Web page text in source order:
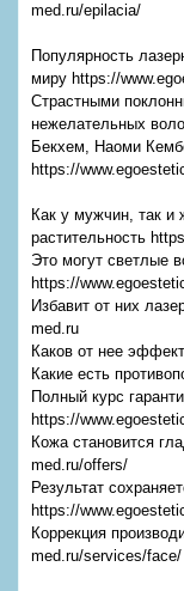
med.ru/epilacia/
Популярность
миру https://
Страстными
нежелательных
Бекхем, Наоми
https://
Как у мужчин, так и
растительность
Это могут светлые
https://
Избавит от них
med.ru
Каков от нее
Какие есть
Полный курс
https://
Кожа становится
med.ru/offers/
Результат
https://
Коррекция
med.ru/services/face/